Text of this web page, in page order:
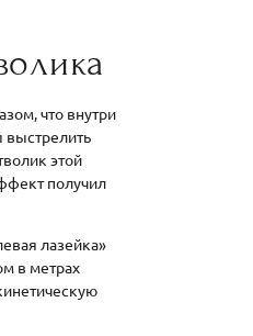
что внутри
выстрелить
этой
получил
лазейка»
в метрах